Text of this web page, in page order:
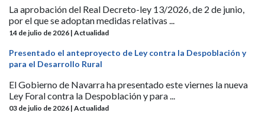
La aprobación del Real Decreto-ley 13/2026, de 2 de junio,
por el que se adoptan medidas relativas ...
14 de julio de 2026 | Actualidad
Presentado el anteproyecto de Ley contra la Despoblación y
para el Desarrollo Rural
El Gobierno de Navarra ha presentado este viernes la nueva
Ley Foral contra la Despoblación y para ...
03 de julio de 2026 | Actualidad